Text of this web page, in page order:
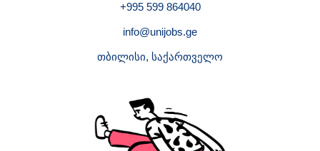
+995 599 864040
info@unijobs.ge
თბილისი, საქართველო